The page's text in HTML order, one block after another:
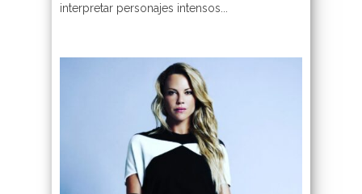
interpretar personajes intensos...